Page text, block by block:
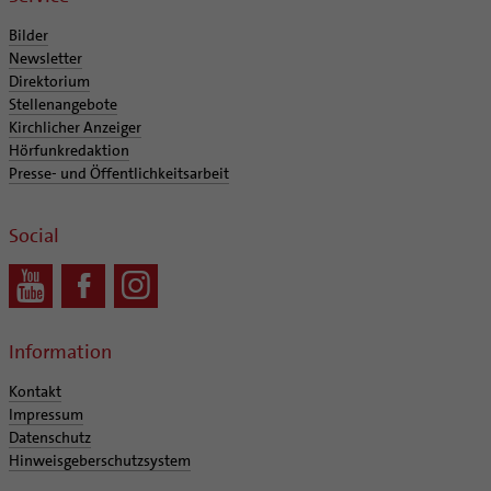
Kategoriale und Diakonale Seelsorge
Notfall
Polizei- und Feuerwehr
Schule
Gefängnisseelsorge
Supervision
Coaching
Aufbrüche in der Kirche
Ehrenamtliche
KirchenZeitung online
Verwaltungsbeauftragte / Verwaltungsleitungen in
Pfarrgemeinden
Bilder
Newsletter
Direktorium
Stellenangebote
Kirchlicher Anzeiger
Hörfunkredaktion
Presse- und Öffentlichkeitsarbeit
Social
Information
Kontakt
Impressum
Datenschutz
Hinweisgeberschutzsystem